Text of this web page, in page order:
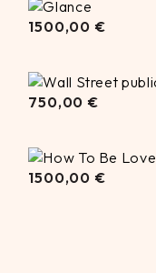
1500,00
1500,00 €
750,00
750,00 €
1500,00
1500,00 €